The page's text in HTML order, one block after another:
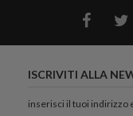
ISCRIVITI ALLA
inserisci il tuoi indirizzo